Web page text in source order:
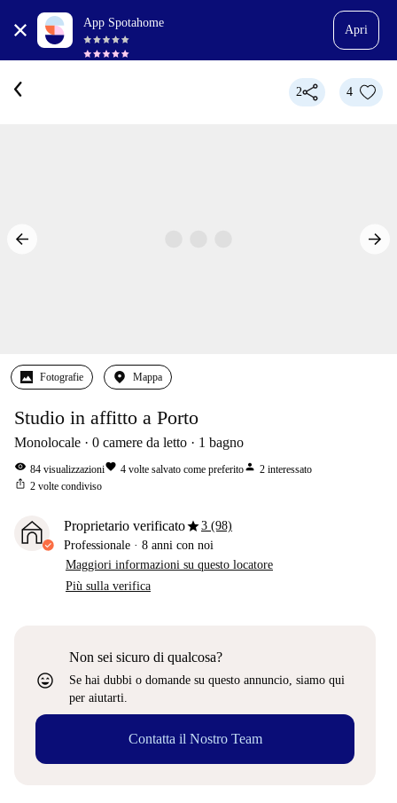
App Spotahome
Apri
2 4
Fotografie Mappa
Studio in affitto a Porto
Monolocale 0 camere da letto 1 bagno
visibility 84 visualizzazionifavorite 4 volte salvato come preferitoperson 2 interessato
ios_share 2 volte condiviso
Proprietario verificatostar3 (98)
Professionale · 8 anni con noi
Maggiori informazioni su questo locatore
Più sulla verifica
sentiment_very_satisfied
Non sei sicuro di qualcosa?
Se hai dubbi o domande su questo annuncio, siamo qui
per aiutarti.
Contatta il Nostro Team